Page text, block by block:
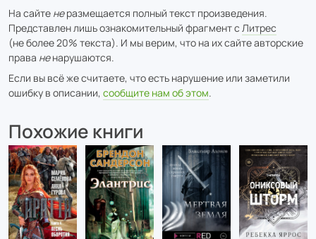
На сайте неразмещается полный текст произведения.
Представлен лишь ознакомительный фрагмент с Литрес
(не более 20% текста). И мы верим, что на их сайте авторские
права ненарушаются.
Если вы всё же считаете, что есть нарушение или заметили
ошибку в описании, сообщите нам об этом.
Похожие книги